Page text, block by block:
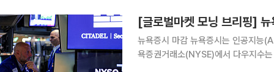
뉴욕증시 마감 뉴욕증시는 인공지능(AI) 관련주의 약세에 이틀 연속 하락했다. 24일(현지시간) 뉴
욕증권거래소(NYSE)에서 다우지수